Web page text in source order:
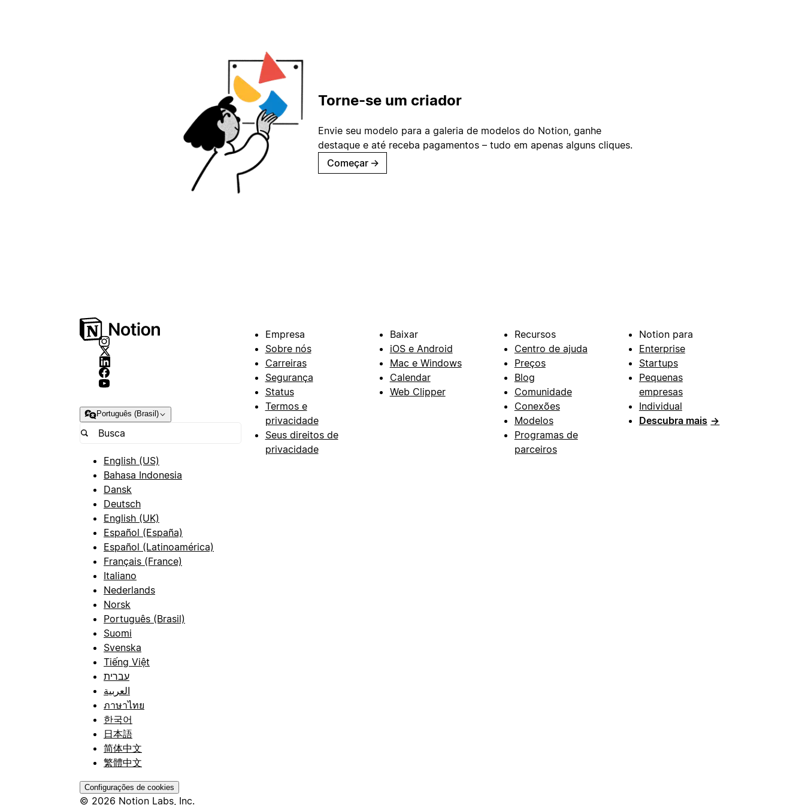
Torne-se um criador
Envie seu modelo para a galeria de modelos do Notion, ganhe
destaque e até receba pagamentos – tudo em apenas alguns cliques.
Começar →
Português (Brasil)
English (US)
Bahasa Indonesia
Dansk
Deutsch
English (UK)
Español (España)
Español (Latinoamérica)
Français (France)
Italiano
Nederlands
Norsk
Português (Brasil)
Suomi
Svenska
Tiếng Việt
עברית
العربية
ภาษาไทย
한국어
日本語
简体中文
繁體中文
Configurações de cookies
© 2026 Notion Labs, Inc.
Empresa
Sobre nós
Carreiras
Segurança
Status
Termos e
privacidade
Seus direitos de
privacidade
Baixar
iOS e Android
Mac e Windows
Calendar
Web Clipper
Recursos
Centro de ajuda
Preços
Blog
Comunidade
Conexões
Modelos
Programas de
parceiros
Notion para
Enterprise
Startups
Pequenas
empresas
Individual
Descubra mais →